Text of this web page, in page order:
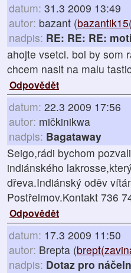
datum: 31.3 2009 13:49
autor: bazant (
nadpis: RE: RE: RE:
ahojte vsetci. bol by som
chcem nasit na malu
Odpovědět
datum: 22.3 2009 17:56
autor: mičkinikwa
nadpis: Bagataway
Seigo,rádi bychom
indiánského
dřeva.Indiánský oděv
Postřelmov.Kontakt 736
Odpovědět
datum: 17.3 2009 11:50
autor: Brepta (
nadpis: Dotaz pro